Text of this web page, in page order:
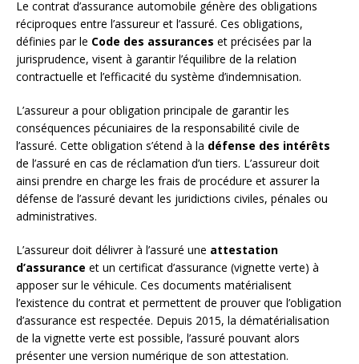
Le contrat d’assurance automobile génère des obligations
réciproques entre l’assureur et l’assuré. Ces obligations,
définies par le Code des assurances et précisées par la
jurisprudence, visent à garantir l’équilibre de la relation
contractuelle et l’efficacité du système d’indemnisation.
L’assureur a pour obligation principale de garantir les
conséquences pécuniaires de la responsabilité civile de
l’assuré. Cette obligation s’étend à la défense des intérêts
de l’assuré en cas de réclamation d’un tiers. L’assureur doit
ainsi prendre en charge les frais de procédure et assurer la
défense de l’assuré devant les juridictions civiles, pénales ou
administratives.
L’assureur doit délivrer à l’assuré une attestation
d’assurance et un certificat d’assurance (vignette verte) à
apposer sur le véhicule. Ces documents matérialisent
l’existence du contrat et permettent de prouver que l’obligation
d’assurance est respectée. Depuis 2015, la dématérialisation
de la vignette verte est possible, l’assuré pouvant alors
présenter une version numérique de son attestation.